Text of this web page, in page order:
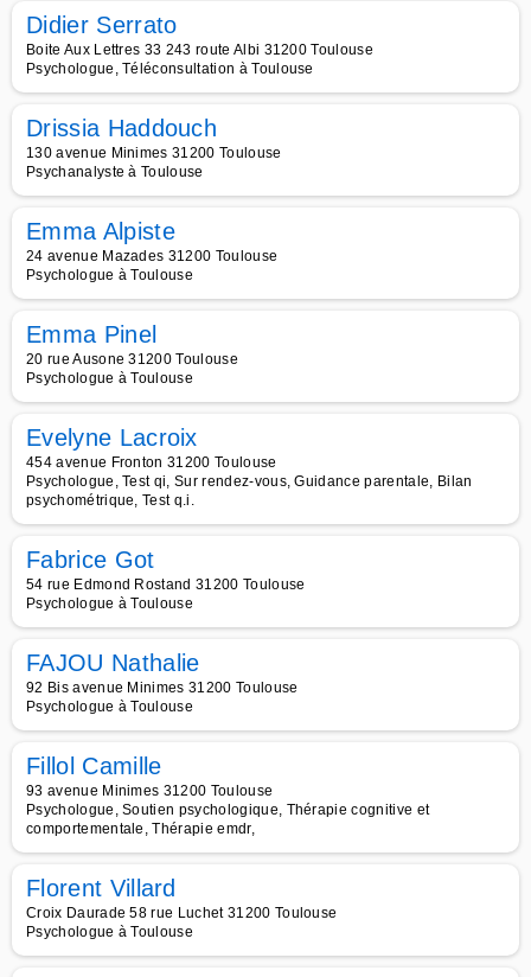
Didier Serrato
Boite Aux Lettres 33 243 route Albi 31200 Toulouse
Psychologue, Téléconsultation à Toulouse
Drissia Haddouch
130 avenue Minimes 31200 Toulouse
Psychanalyste à Toulouse
Emma Alpiste
24 avenue Mazades 31200 Toulouse
Psychologue à Toulouse
Emma Pinel
20 rue Ausone 31200 Toulouse
Psychologue à Toulouse
Evelyne Lacroix
454 avenue Fronton 31200 Toulouse
Psychologue, Test qi, Sur rendez-vous, Guidance parentale, Bilan
psychométrique, Test q.i.
Fabrice Got
54 rue Edmond Rostand 31200 Toulouse
Psychologue à Toulouse
FAJOU Nathalie
92 Bis avenue Minimes 31200 Toulouse
Psychologue à Toulouse
Fillol Camille
93 avenue Minimes 31200 Toulouse
Psychologue, Soutien psychologique, Thérapie cognitive et
comportementale, Thérapie emdr,
Florent Villard
Croix Daurade 58 rue Luchet 31200 Toulouse
Psychologue à Toulouse